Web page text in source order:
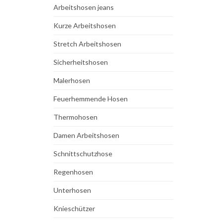
Arbeitshosen jeans
Kurze Arbeitshosen
Stretch Arbeitshosen
Sicherheitshosen
Malerhosen
Feuerhemmende Hosen
Thermohosen
Damen Arbeitshosen
Schnittschutzhose
Regenhosen
Unterhosen
Knieschützer